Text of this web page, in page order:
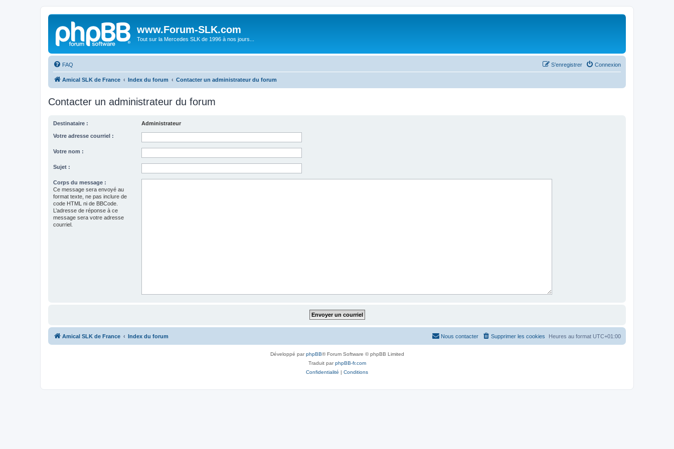
www.Forum-SLK.com
Tout sur la Mercedes SLK de 1996 à nos jours...
FAQ Connexion
S’enregistrer
Amical SLK de France Index du forum Contacter un administrateur du forum
Contacter un administrateur du forum
Destinataire : Administrateur
Votre adresse courriel :
Votre nom :
Sujet :
Corps du message :
Ce message sera envoyé au
format texte, ne pas inclure de
code HTML ni de BBCode.
L’adresse de réponse à ce
message sera votre adresse
courriel.
Amical SLK de France Index du forum Heures au format UTC+01:00
Supprimer les cookies
Nous contacter
Développé parphpBB® Forum Software © phpBB Limited
Traduit parphpBB-fr.com
Confidentialité | Conditions